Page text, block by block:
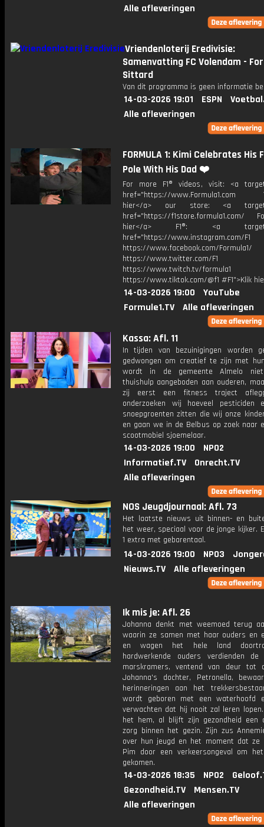
Alle afleveringen
Vriendenloterij Eredivisie:
Samenvatting FC Volendam -
Sittard
Van dit programma is geen informatie
14-03-2026 19:01 ESPN
Alle afleveringen
FORMULA 1: Kimi Celebrates His
Pole With His Dad ❤️
For more F1® videos, visit: <a
href="https://www.Formula1.com
hier</a> our store: <a
href="https://f1store.formula1.com/
hier</a> F1®: <a
href="https://www.instagram.com/F1
https://www.facebook.com/Formula1/
https://www.twitter.com/F1
https://www.twitch.tv/formula1
https://www.tiktok.com/@f1 #F1">Klik
14-03-2026 19:00
YouTube
Formule1.TV
Alle afleveringen
Kassa: Afl. 11
In tijden van bezuinigingen worden
gedwongen om creatief te zijn met
wordt in de gemeente Almelo
thuishulp aangeboden aan ouderen,
zij eerst een fitness traject
onderzoeken wij hoeveel
snoepgroenten zitten die wij onze
en gaan we in de Belbus op zoek naar
scootmobiel sjoemelaar.
14-03-2026 19:00
NPO2
Informatief.TV
Onrecht.TV
Alle afleveringen
NOS Jeugdjournaal: Afl. 73
Het laatste nieuws uit binnen- en
het weer, speciaal voor de jonge kijker.
1 extra met gebarentaal.
14-03-2026 19:00 NPO3
Nieuws.TV
Alle afleveringen
Ik mis je: Afl. 26
Johanna denkt met weemoed terug
waarin ze samen met haar ouders en
en wagen het hele land
hardwerkende ouders verdienden
marskramers, ventend van deur tot
Johanna's dochter, Petronella,
herinneringen aan het
wordt geboren met een waterhoofd
verwachten dat hij nooit zal leren
het hem, al blijft zijn gezondheid een
zorg binnen het gezin. Zijn zus
over hun jeugd en het moment dat ze
Pim door een verkeersongeval om
gekomen.
14-03-2026 18:35 NPO2
Gezondheid.TV
Mensen.TV
Alle afleveringen